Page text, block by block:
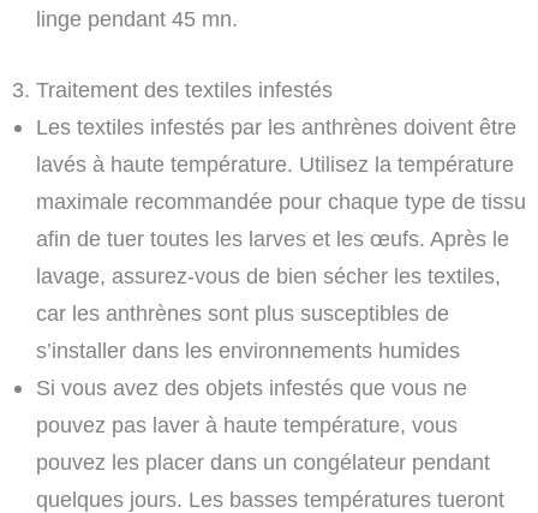
linge pendant 45 mn.
3. Traitement des textiles infestés
Les textiles infestés par les anthrènes doivent être
lavés à haute température. Utilisez la température
maximale recommandée pour chaque type de tissu
afin de tuer toutes les larves et les œufs. Après le
lavage, assurez-vous de bien sécher les textiles,
car les anthrènes sont plus susceptibles de
s’installer dans les environnements humides
Si vous avez des objets infestés que vous ne
pouvez pas laver à haute température, vous
pouvez les placer dans un congélateur pendant
quelques jours. Les basses températures tueront